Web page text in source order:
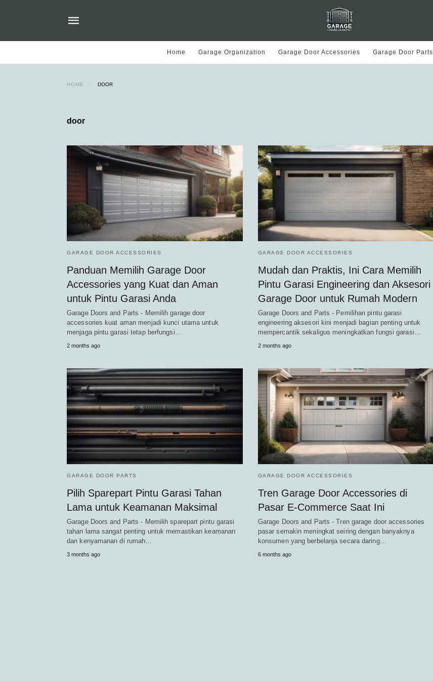
Home Garage Organization Garage Door Accessories Garage Door Parts
HOME DOOR
door
GARAGE DOOR ACCESSORIES
Panduan Memilih Garage Door
Accessories yang Kuat dan Aman
untuk Pintu Garasi Anda
Garage Doors and Parts - Memilih garage door
accessories kuat aman menjadi kunci utama untuk
menjaga pintu garasi tetap berfungsi…
2 months ago
GARAGE DOOR ACCESSORIES
Mudah dan Praktis, Ini Cara Memilih
Pintu Garasi Engineering dan Aksesori
Garage Door untuk Rumah Modern
Garage Doors and Parts - Pemilihan pintu garasi
engineering aksesori kini menjadi bagian penting untuk
mempercantik sekaligus meningkatkan fungsi garasi…
2 months ago
GARAGE DOOR PARTS
Pilih Sparepart Pintu Garasi Tahan
Lama untuk Keamanan Maksimal
Garage Doors and Parts - Memilih sparepart pintu garasi
tahan lama sangat penting untuk memastikan keamanan
dan kenyamanan di rumah…
3 months ago
GARAGE DOOR ACCESSORIES
Tren Garage Door Accessories di
Pasar E-Commerce Saat Ini
Garage Doors and Parts - Tren garage door accessories
pasar semakin meningkat seiring dengan banyaknya
konsumen yang berbelanja secara daring…
6 months ago